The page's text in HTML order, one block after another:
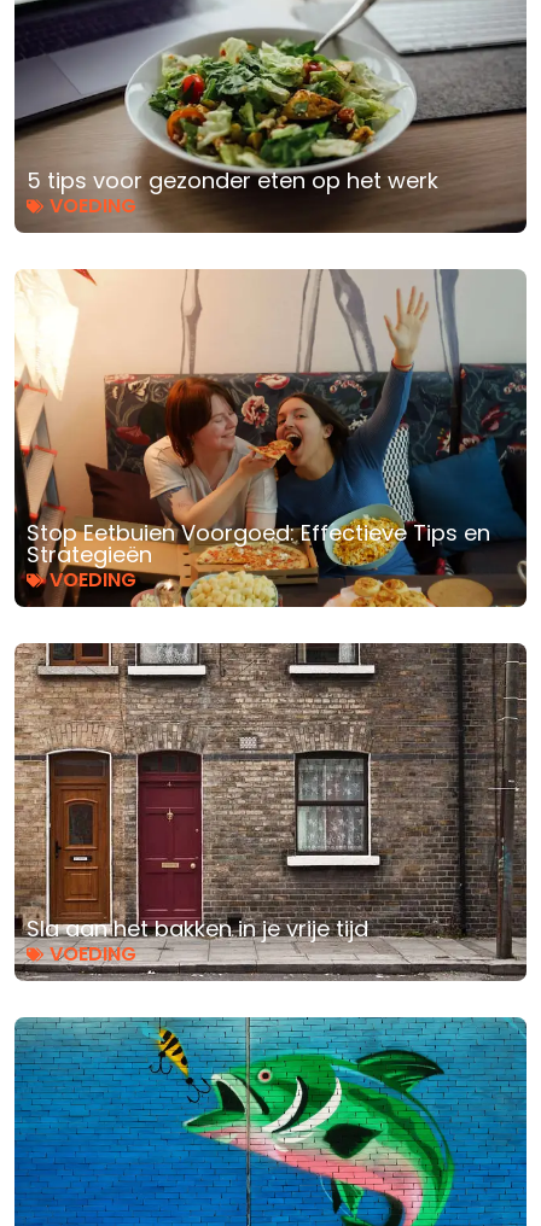
5 tips voor gezonder eten op het werk
VOEDING
Stop Eetbuien Voorgoed: Effectieve Tips en
Strategieën
VOEDING
Sla aan het bakken in je vrije tijd
VOEDING